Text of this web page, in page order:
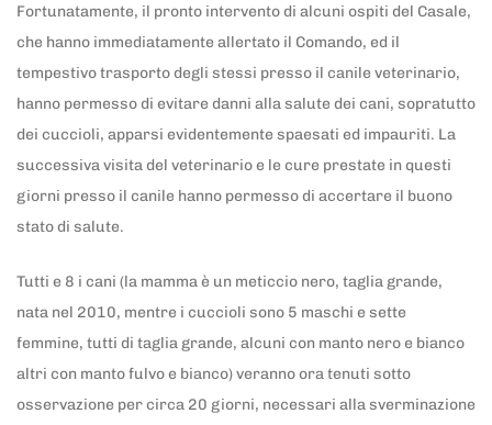
Fortunatamente, il pronto intervento di alcuni ospiti del Casale,
che hanno immediatamente allertato il Comando, ed il
tempestivo trasporto degli stessi presso il canile veterinario,
hanno permesso di evitare danni alla salute dei cani, sopratutto
dei cuccioli, apparsi evidentemente spaesati ed impauriti. La
successiva visita del veterinario e le cure prestate in questi
giorni presso il canile hanno permesso di accertare il buono
stato di salute.
Tutti e 8 i cani (la mamma è un meticcio nero, taglia grande,
nata nel 2010, mentre i cuccioli sono 5 maschi e sette
femmine, tutti di taglia grande, alcuni con manto nero e bianco
altri con manto fulvo e bianco) veranno ora tenuti sotto
osservazione per circa 20 giorni, necessari alla sverminazione